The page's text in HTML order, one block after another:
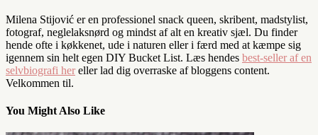
Milena Stijović er en professionel snack queen, skribent, madstylist,
fotograf, neglelaksnørd og mindst af alt en kreativ sjæl. Du finder
hende ofte i køkkenet, ude i naturen eller i færd med at kæmpe sig
igennem sin helt egen DIY Bucket List. Læs hendes best-seller af en
selvbiografi her eller lad dig overraske af bloggens content.
Velkommen til.
You Might Also Like